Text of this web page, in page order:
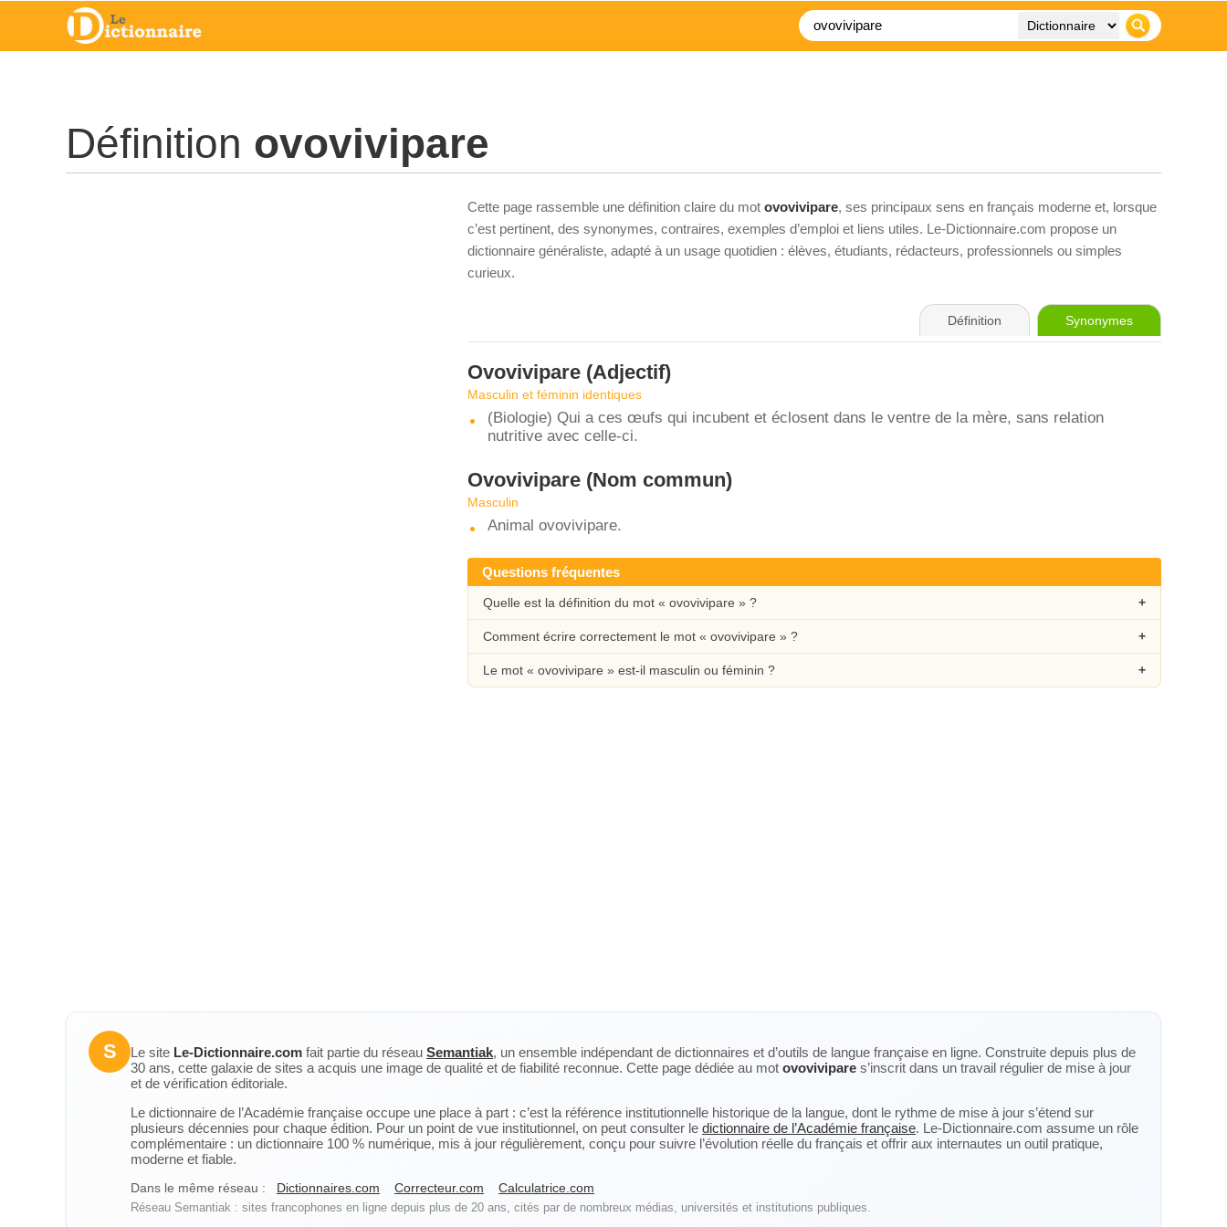
Définition ovovivipare
Cette page rassemble une définition claire du mot ovovivipare, ses principaux sens en français moderne et, lorsque
c’est pertinent, des synonymes, contraires, exemples d’emploi et liens utiles. Le-Dictionnaire.com propose un
dictionnaire généraliste, adapté à un usage quotidien : élèves, étudiants, rédacteurs, professionnels ou simples
curieux.
Définition Synonymes
Ovovivipare (Adjectif)
Masculin et féminin identiques
(Biologie) Qui a ces œufs qui incubent et éclosent dans le ventre de la mère, sans relation
nutritive avec celle-ci.
Ovovivipare (Nom commun)
Masculin
Animal ovovivipare.
Questions fréquentes
Quelle est la définition du mot « ovovivipare » ?
Comment écrire correctement le mot « ovovivipare » ?
Le mot « ovovivipare » est-il masculin ou féminin ?
S Le site Le-Dictionnaire.com fait partie du réseau Semantiak, un ensemble indépendant de dictionnaires et d’outils de langue française en ligne. Construite depuis plus de
30 ans, cette galaxie de sites a acquis une image de qualité et de fiabilité reconnue. Cette page dédiée au mot ovovivipare s’inscrit dans un travail régulier de mise à jour
et de vérification éditoriale.
Le dictionnaire de l’Académie française occupe une place à part : c’est la référence institutionnelle historique de la langue, dont le rythme de mise à jour s’étend sur
plusieurs décennies pour chaque édition. Pour un point de vue institutionnel, on peut consulter le dictionnaire de l’Académie française. Le-Dictionnaire.com assume un rôle
complémentaire : un dictionnaire 100 % numérique, mis à jour régulièrement, conçu pour suivre l’évolution réelle du français et offrir aux internautes un outil pratique,
moderne et fiable.
Dans le même réseau : Dictionnaires.com Correcteur.com Calculatrice.com
Réseau Semantiak : sites francophones en ligne depuis plus de 20 ans, cités par de nombreux médias, universités et institutions publiques.